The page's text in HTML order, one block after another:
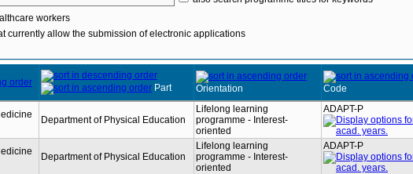
workers
currently allow the submission of electronic applications
Part Orientation Code
Department of Physical Education
Lifelong learning
programme - Interest-
oriented
ADAPT-P
Department of Physical Education
Lifelong learning
programme - Interest-
oriented
ADAPT-P